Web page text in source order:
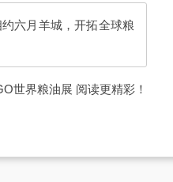
六月羊城，开拓全球粮
世界粮油展 阅读更精彩！